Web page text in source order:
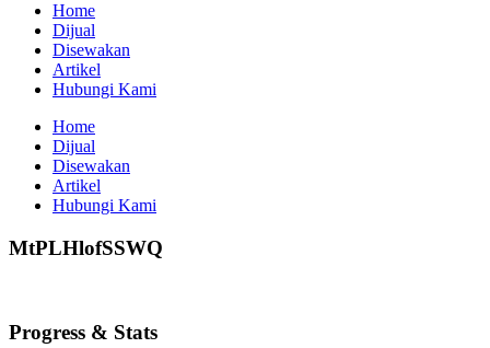
Home
Dijual
Disewakan
Artikel
Hubungi Kami
Home
Dijual
Disewakan
Artikel
Hubungi Kami
MtPLHlofSSWQ
Progress & Stats